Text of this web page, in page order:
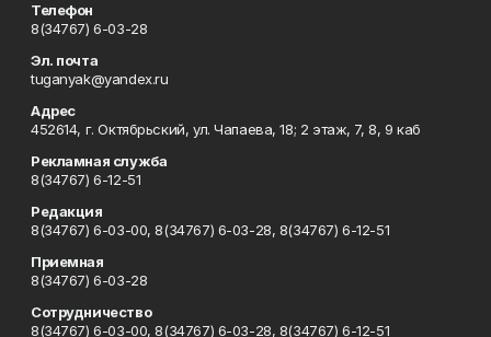
Телефон
8(34767) 6-03-28
Эл. почта
tuganyak@yandex.ru
Адрес
452614, г. Октябрьский, ул. Чапаева, 18; 2 этаж, 7, 8, 9 каб
Рекламная служба
8(34767) 6-12-51
Редакция
8(34767) 6-03-00, 8(34767) 6-03-28, 8(34767) 6-12-51
Приемная
8(34767) 6-03-28
Сотрудничество
8(34767) 6-03-00, 8(34767) 6-03-28, 8(34767) 6-12-51